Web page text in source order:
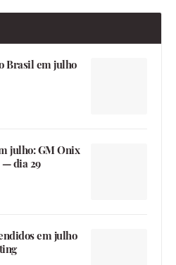
Brasil em julho
julho: GM Onix
— dia 29
em julho